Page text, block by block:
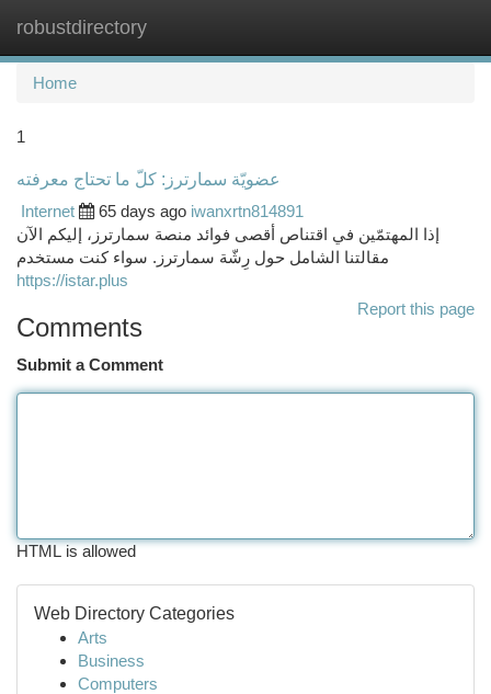
robustdirectory
Home
1
عضويّة سمارترز: كلّ ما تحتاج معرفته
Internet
65 days ago iwanxrtn814891
إذا المهتمّين في اقتناص أقصى فوائد منصة سمارترز، إليكم الآن
مقالتنا الشامل حول رِشّة سمارترز. سواء كنت مستخدم
https://istar.plus
Report this page
Comments
Submit a Comment
HTML is allowed
Web Directory Categories
Arts
Business
Computers